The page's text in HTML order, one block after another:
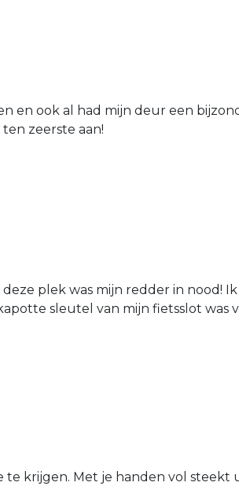
en ook al had mijn deur een
zeerste aan!
plek was mijn redder in nood!
sleutel van mijn fietsslot was
krijgen. Met je handen vol